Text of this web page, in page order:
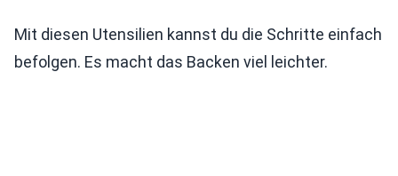
Mit diesen Utensilien kannst du die Schritte einfach
befolgen. Es macht das Backen viel leichter.